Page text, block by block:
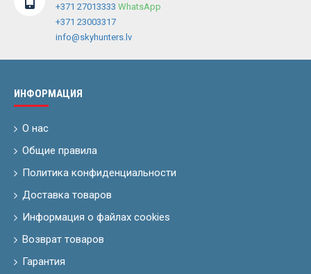
+371 27013333 WhatsApp
+371 23003317
info@skyhunters.lv
ИНФОРМАЦИЯ
О нас
Общие правила
Политика конфиденциальности
Доставка товаров
Информация о файлах cookies
Возврат товаров
Гарантия